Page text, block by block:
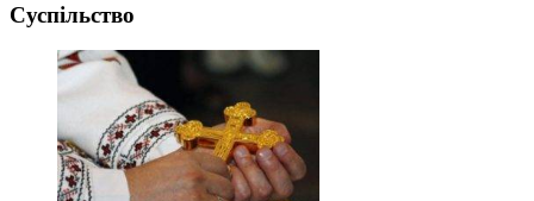
Суспільство